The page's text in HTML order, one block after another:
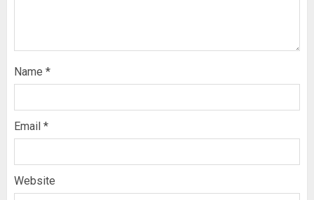
Name *
Email *
Website